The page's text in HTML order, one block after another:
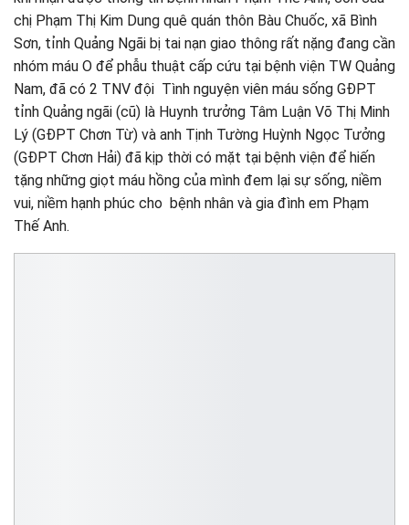
chị Phạm Thị Kim Dung quê quán thôn Bàu Chuốc, xã Bình
Sơn, tỉnh Quảng Ngãi bị tai nạn giao thông rất nặng đang cần
nhóm máu O để phẫu thuật cấp cứu tại bệnh viện TW Quảng
Nam, đã có 2 TNV đội Tình nguyện viên máu sống GĐPT
tỉnh Quảng ngãi (cũ) là Huynh trưởng Tâm Luận Võ Thị Minh
Lý (GĐPT Chơn Từ) và anh Tịnh Tường Huỳnh Ngọc Tưởng
(GĐPT Chơn Hải) đã kịp thời có mặt tại bệnh viện để hiến
tặng những giọt máu hồng của mình đem lại sự sống, niềm
vui, niềm hạnh phúc cho bệnh nhân và gia đình em Phạm
Thế Anh.